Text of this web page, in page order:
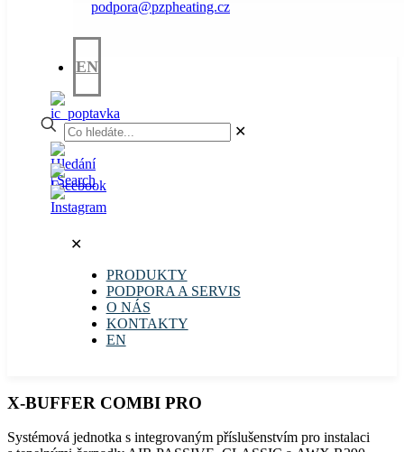
podpora@pzpheating.cz
EN
✕
✕
PRODUKTY
PODPORA A SERVIS
O NÁS
KONTAKTY
EN
X-BUFFER COMBI PRO
Systémová jednotka s integrovaným příslušenstvím pro instalaci